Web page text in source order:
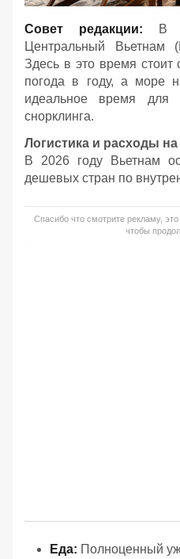
Совет редакции: В
Центральный Вьетнам
Здесь в это время стоит
погода в году, а море
идеальное время для
снорклинга.
Логистика и расходы на
В 2026 году Вьетнам
дешевых стран по
Спасибо что смотрите рекламу,
чтобы
Еда: Полноценный